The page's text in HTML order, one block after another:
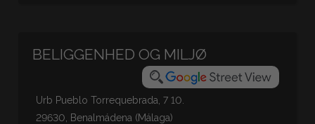
BELIGGENHED OG MILJØ
Urb Pueblo Torrequebrada, 7 10.
29630, Benalmádena (Málaga)